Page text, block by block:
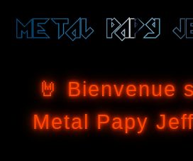
Accéder au contenu
🤘 Bienvenue
Metal Papy